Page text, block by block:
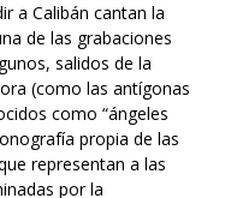
a Calibán cantan la
de las grabaciones
salidos de la
(como las antígonas
como “ángeles
propia de las
representan a las
por la